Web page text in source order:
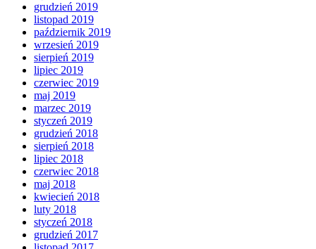
grudzień 2019
listopad 2019
październik 2019
wrzesień 2019
sierpień 2019
lipiec 2019
czerwiec 2019
maj 2019
marzec 2019
styczeń 2019
grudzień 2018
sierpień 2018
lipiec 2018
czerwiec 2018
maj 2018
kwiecień 2018
luty 2018
styczeń 2018
grudzień 2017